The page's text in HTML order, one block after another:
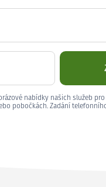
nabídky našich služeb
pobočkách. Zadání